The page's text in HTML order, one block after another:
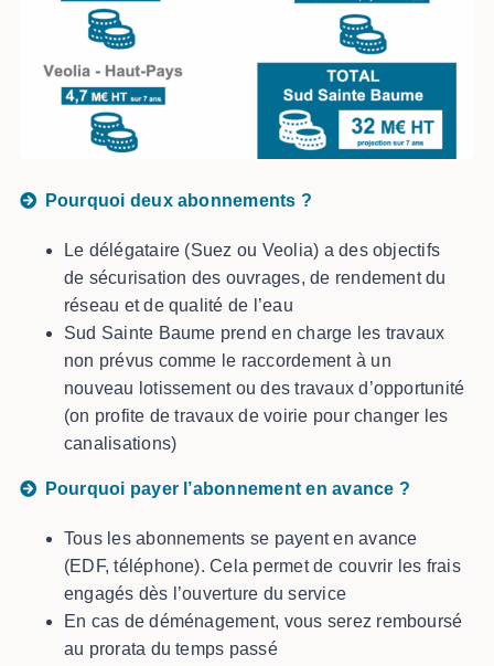
Pourquoi deux abonnements ?
Le délégataire (Suez ou Veolia) a des objectifs
de sécurisation des ouvrages, de rendement du
réseau et de qualité de l’eau
Sud Sainte Baume prend en charge les travaux
non prévus comme le raccordement à un
nouveau lotissement ou des travaux d’opportunité
(on profite de travaux de voirie pour changer les
canalisations)
Pourquoi payer l’abonnement en avance ?
Tous les abonnements se payent en avance
(EDF, téléphone). Cela permet de couvrir les frais
engagés dès l’ouverture du service
En cas de déménagement, vous serez remboursé
au prorata du temps passé